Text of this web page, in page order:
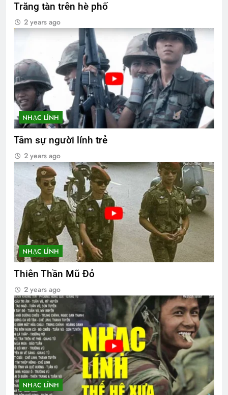
Trăng tàn trên hè phố
2 years ago
NHẠC LÍNH
Tâm sự người lính trẻ
2 years ago
NHẠC LÍNH
Thiên Thần Mũ Đỏ
2 years ago
NHẠC LÍNH